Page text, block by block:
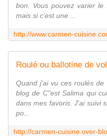
bon. Vous pouvez varier le
mais si c'est une ...
Quand j'ai vu ces roulés
blog de C"est Salima qui
dans mes favoris. J'ai suivi
po...